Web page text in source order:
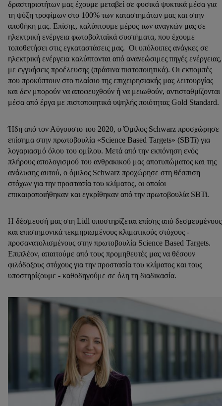
δραστηριοτήτων μας έχουμε μεταβεί σε φυσικά ψυκτικά μέσα για
τη ψύξη τροφίμων στο 100% των καταστημάτων μας και στην
αποθήκη μας. Επίσης, καλύπτουμε μέρος των αναγκών μας σε
ηλεκτρική ενέργεια φωτοβολταϊκά συστήματα, που έχουμε
τοποθετήσει στις εγκαταστάσεις μας. Οι υπόλοιπες ανάγκες σε
ηλεκτρική ενέργεια καλύπτονται από ανανεώσιμες πηγές ενέργειας,
με εγγυήσεις προέλευσης (πράσινα πιστοποιητικά). Οι εκπομπές
που προκύπτουν στο πλαίσιο της επιχειρησιακής μας λειτουργίας
και δεν μπορούν να αποφευχθούν ή να μειωθούν, αντισταθμίζονται
μέσα από έργα με πιστοποιητικά υψηλής ποιότητας Gold Standard.
Ήδη από τον Αύγουστο του 2020, ο Όμιλος Schwarz προσχώρησε
επίσημα στην πρωτοβουλία «Science Based Targets» (SBTi) για
λογαριασμό όλου του ομίλου. Μετά από την εκπόνηση ενός
πλήρους απολογισμού του ανθρακικού μας αποτυπώματος και της
ανάλυσης αυτού, ο όμιλος Schwarz προχώρησε στη θέσπιση
στόχων για την προστασία του κλίματος, οι οποίοι
επικαιροποιήθηκαν και εγκρίθηκαν από την πρωτοβουλία SBTi.
Η δέσμευσή μας στη Lidl υποστηρίζεται επίσης από δεσμευμένους
και επιστημονικά τεκμηριωμένους κλιματικούς στόχους -
προσανατολισμένους στην πρωτοβουλία Science Based Targets.
Επιπλέον, απαιτούμε από τους προμηθευτές μας να θέσουν
φιλόδοξους στόχους για την προστασία του κλίματος και τους
υποστηρίζουμε - καθοδηγούμε σε όλη τη διαδικασία.